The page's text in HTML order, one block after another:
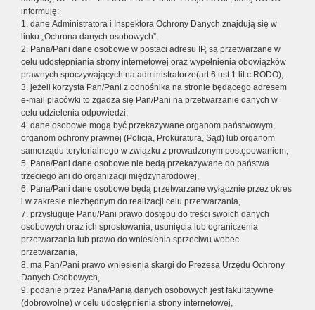
informuję:
1. dane Administratora i Inspektora Ochrony Danych znajdują się w
linku „Ochrona danych osobowych”,
2. Pana/Pani dane osobowe w postaci adresu IP, są przetwarzane w
celu udostępniania strony internetowej oraz wypełnienia obowiązków
prawnych spoczywających na administratorze(art.6 ust.1 lit.c RODO),
3. jeżeli korzysta Pan/Pani z odnośnika na stronie będącego adresem
e-mail placówki to zgadza się Pan/Pani na przetwarzanie danych w
celu udzielenia odpowiedzi,
4. dane osobowe mogą być przekazywane organom państwowym,
organom ochrony prawnej (Policja, Prokuratura, Sąd) lub organom
samorządu terytorialnego w związku z prowadzonym postępowaniem,
5. Pana/Pani dane osobowe nie będą przekazywane do państwa
trzeciego ani do organizacji międzynarodowej,
6. Pana/Pani dane osobowe będą przetwarzane wyłącznie przez okres
i w zakresie niezbędnym do realizacji celu przetwarzania,
7. przysługuje Panu/Pani prawo dostępu do treści swoich danych
osobowych oraz ich sprostowania, usunięcia lub ograniczenia
przetwarzania lub prawo do wniesienia sprzeciwu wobec
przetwarzania,
8. ma Pan/Pani prawo wniesienia skargi do Prezesa Urzędu Ochrony
Danych Osobowych,
9. podanie przez Pana/Panią danych osobowych jest fakultatywne
(dobrowolne) w celu udostępnienia strony internetowej,